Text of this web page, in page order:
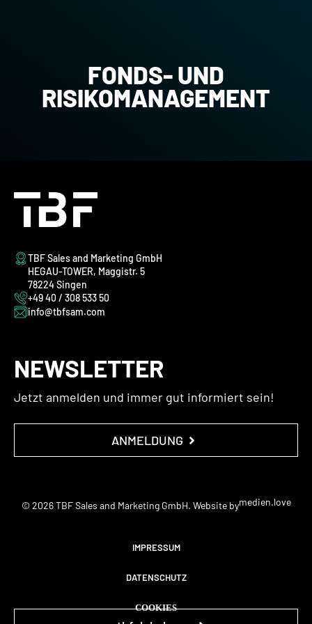
FONDS- UND
RISIKOMANAGEMENT
TBF Sales and Marketing GmbH
HEGAU-TOWER, Maggistr. 5
78224 Singen
+49 40 / 308 533 50
info@tbfsam.com
NEWSLETTER
Jetzt anmelden und immer gut informiert sein!
ANMELDUNG
© 2026 TBF Sales and Marketing GmbH. Website bymedien.love
IMPRESSUM
DATENSCHUTZ
COOKIES